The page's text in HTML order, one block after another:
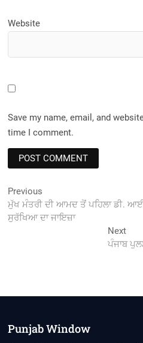
Website
Save my name, email, and
time I comment.
Post
navigation
Previous
post:
ਮੁੱਖ ਮੰਤਰੀ ਦੀ ਆਮਦ ਤੋਂ ਪਹਿਲਾ ਡੀ.
ਸੁਰੱਖਿਆ ਦਾ ਜਾਇਜ਼ਾ
NextNext
ਪੰਜਾਬ
Punjab Window